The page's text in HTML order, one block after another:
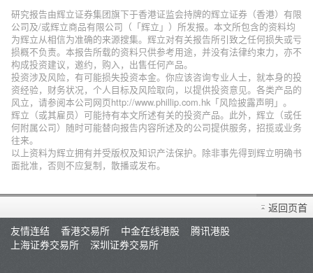
研究报告由辉立证券集团旗下于香港证监会持牌的辉立证券（香港）有限
公司及/或辉立商品有限公司（「辉立」）所发报。本文所包含的资料均
为辉立从相信为准确的来源搜集。辉立对有关报告所引致之任何损失或亏
损概不负责。本报告所载的资料只供参考用途，并没有法律约束力，亦不
构成投资建议，邀约，购入，出售任何产品。
投资涉及风险，有可能损失投资本金。你应该咨询专业人士，就本身的投
资经验，财务状况，个人目标及风险取向，以提供投资意见。各类产品的
风立，请参阅本公司网页http://www.phillip.com.hk「风险披露声明」。
辉立（或其雇员）可能持有本文所述有关的投资产品。此外，辉立（或任
何附属公司）随时可能替向报告内容所述及的公司提供服务，招揽或业务
往来。
以上资料为辉立拥有并受版权及知识产法保护。除非事先得到辉立明确书
面批准，否则不应复制，散播或发布。
返回页首
友情连结
香港交易所 中金在线港股
腾讯港股
上海证券交易所
深圳证券交易所